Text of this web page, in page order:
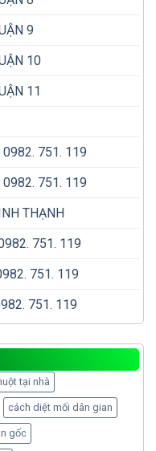
9
10
11
751. 119
751. 119
THẠNH
751. 119
751. 119
751. 119
tại nhà
cách diệt mối dân gian
gốc